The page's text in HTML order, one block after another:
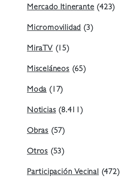
Mercado Itinerante(423)
Micromovilidad(3)
MiraTV(15)
Misceláneos(65)
Moda(17)
Noticias(8.411)
Obras (57)
Otros (53)
Participación Vecinal(472)